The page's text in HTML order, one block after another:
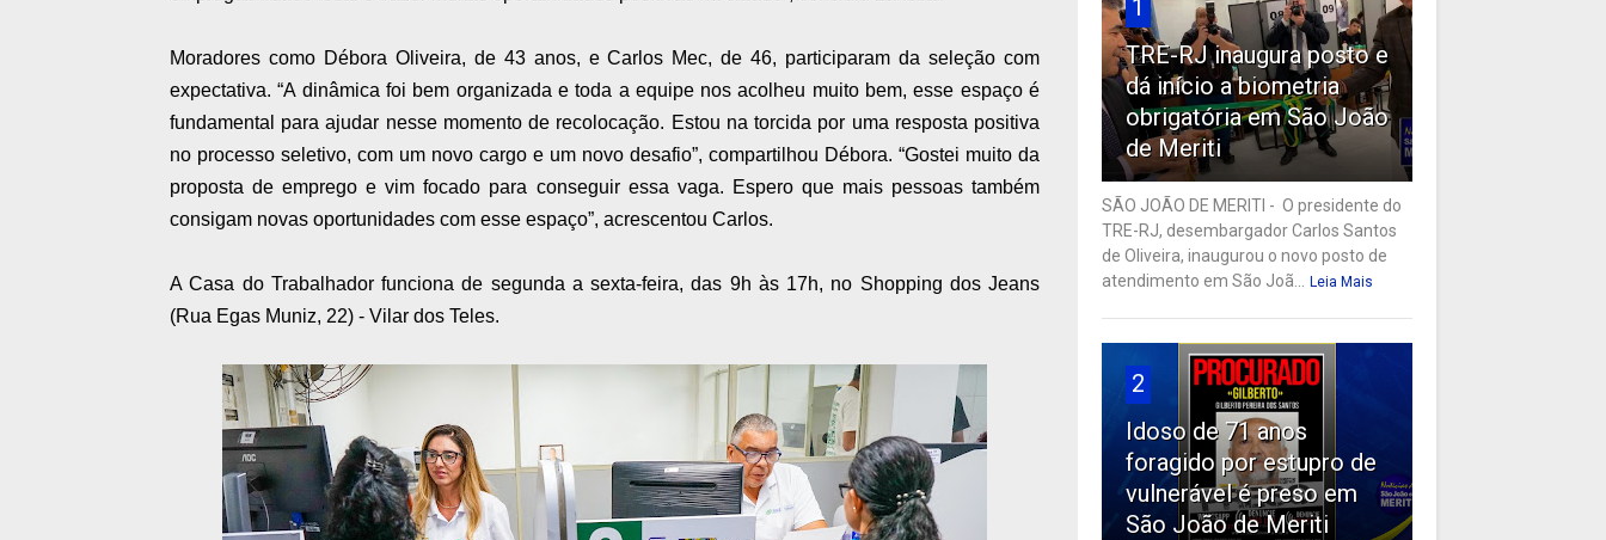
Moradores como Débora Oliveira, de 43 anos, e Carlos Mec, de 46, participaram da seleção com
expectativa. “A dinâmica foi bem organizada e toda a equipe nos acolheu muito bem, esse espaço é
fundamental para ajudar nesse momento de recolocação. Estou na torcida por uma resposta positiva
no processo seletivo, com um novo cargo e um novo desafio”, compartilhou Débora. “Gostei muito da
proposta de emprego e vim focado para conseguir essa vaga. Espero que mais pessoas também
consigam novas oportunidades com esse espaço”, acrescentou Carlos.
A Casa do Trabalhador funciona de segunda a sexta-feira, das 9h às 17h, no Shopping dos Jeans
(Rua Egas Muniz, 22) - Vilar dos Teles.
1
TRE-RJ inaugura posto e
dá início a biometria
obrigatória em São João
de Meriti
SÃO JOÃO DE MERITI - O presidente do
TRE-RJ, desembargador Carlos Santos
de Oliveira, inaugurou o novo posto de
atendimento em São Joã...
Leia Mais
2
Idoso de 71 anos
foragido por estupro de
vulnerável é preso em
São João de Meriti